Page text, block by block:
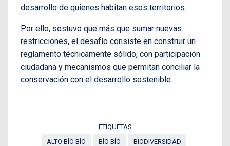
desarrollo de quienes habitan esos territorios.
Por ello, sostuvo que más que sumar nuevas
restricciones, el desafío consiste en construir un
reglamento técnicamente sólido, con participación
ciudadana y mecanismos que permitan conciliar la
conservación con el desarrollo sostenible.
ETIQUETAS
ALTO BÍO BÍO
BÍO BÍO BIODIVERSIDAD